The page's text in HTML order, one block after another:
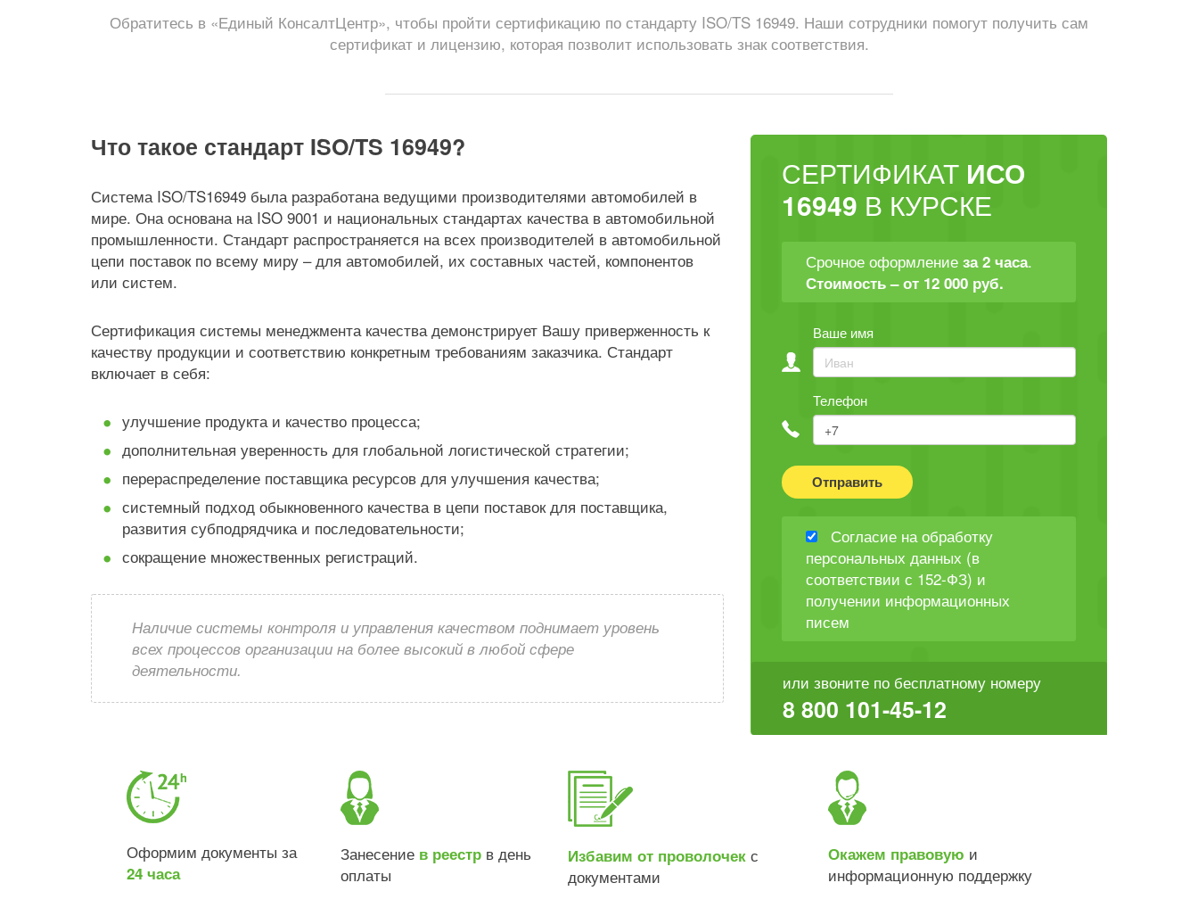
Обратитесь в «Единый КонсалтЦентр», чтобы пройти сертификацию по стандарту ISO/TS 16949. Наши сотрудники помогут получить сам
сертификат и лицензию, которая позволит использовать знак соответствия.
Что такое стандарт ISO/TS 16949?
Система ISO/TS16949 была разработана ведущими производителями автомобилей в
мире. Она основана на ISO 9001 и национальных стандартах качества в автомобильной
промышленности. Стандарт распространяется на всех производителей в автомобильной
цепи поставок по всему миру – для автомобилей, их составных частей, компонентов
или систем.
Сертификация системы менеджмента качества демонстрирует Вашу приверженность к
качеству продукции и соответствию конкретным требованиям заказчика. Стандарт
включает в себя:
улучшение продукта и качество процесса;
дополнительная уверенность для глобальной логистической стратегии;
перераспределение поставщика ресурсов для улучшения качества;
системный подход обыкновенного качества в цепи поставок для поставщика,
развития субподрядчика и последовательности;
сокращение множественных регистраций.
Наличие системы контроля и управления качеством поднимает уровень
всех процессов организации на более высокий в любой сфере
деятельности.
СЕРТИФИКАТ ИСО
16949 В КУРСКЕ
Срочное оформление за 2 часа.
Стоимость – от 12 000 руб.
Ваше имя
Телефон
Отправить
Согласие на обработку
персональных данных (в
соответствии с 152-ФЗ) и
получении информационных
писем
или звоните по бесплатному номеру
8 800 101-45-12
Оформим документы за
24 часа
Занесение в реестрв день
оплаты
Избавим от проволочекс
документами
Окажем правовую и
информационную поддержку